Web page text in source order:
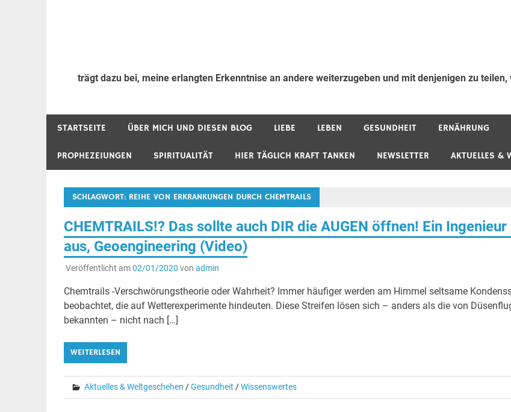
trägt dazu bei, meine erlangten Erkenntnise an andere weiterzugeben und mit denjenigen zu
STARTSEITE ÜBER MICH UND DIESEN BLOG LIEBE LEBEN GESUNDHEIT ERNÄHRUNG
PROPHEZEIUNGEN SPIRITUALITÄT HIER TÄGLICH KRAFT TANKEN NEWSLETTER AKTUELLES &
SCHLAGWORT: REIHE VON ERKRANKUNGEN DURCH CHEMTRAILS
CHEMTRAILS!? Das sollte auch DIR die AUGEN öffnen! Ein
aus, Geoengineering (Video)
Veröffentlicht am02/01/2020 von admin
Chemtrails -Verschwörungstheorie oder Wahrheit? Immer häufiger werden am Himmel seltsame
beobachtet, die auf Wetterexperimente hindeuten. Diese Streifen lösen sich – anders als die von
bekannten – nicht nach […]
WEITERLESEN
Aktuelles & Weltgeschehen /Gesundheit /Wissenswertes